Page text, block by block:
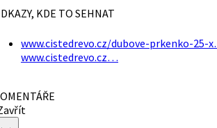
KDE TO SEHNAT
www.cistedrevo.cz/dubove-prkenko-25-
www.cistedrevo.cz…